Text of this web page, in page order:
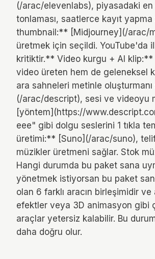
(/arac/elevenlabs), piyasadaki
tonlaması, saatlerce kayıt
thumbnail:** [Midjourney](/arac/
üretmek için seçildi. YouTube'da
kritiktir.** Video kurgu + AI
video üreten hem de geleneksel
ara sahneleri metinle
(/arac/descript), sesi ve videoyu
[yöntem](https://
eee" gibi dolgu seslerini 1 tıkla
üretimi:** [Suno](/arac/suno), telif
müzikler üretmeni sağlar. Stok
Hangi durumda bu paket sana
yönetmek istiyorsan bu paket
olan 6 farklı aracın birleşimidir
efektler veya 3D animasyon gibi
araçlar yetersiz kalabilir. Bu
daha doğru olur.